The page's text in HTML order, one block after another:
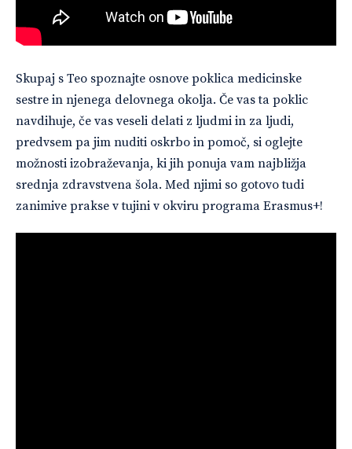
Skupaj s Teo spoznajte osnove poklica medicinske
sestre in njenega delovnega okolja. Če vas ta poklic
navdihuje, če vas veseli delati z ljudmi in za ljudi,
predvsem pa jim nuditi oskrbo in pomoč, si oglejte
možnosti izobraževanja, ki jih ponuja vam najbližja
srednja zdravstvena šola. Med njimi so gotovo tudi
zanimive prakse v tujini v okviru programa Erasmus+!